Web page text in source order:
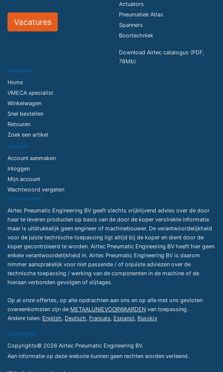
Vacatures
Actuators
Pneumatiek Atlas
Spanners
Boortechniek
Download Airtec catalogus (PDF,
78Mb)
Navigatie
Home
VMECA specialist
Winkelwagen
Snel bestellen
Retouren
Zoek een artikel
Account
Account aanmaken
Inloggen
Mijn account
Wachtwoord vergeten
Voorwaarden
Airtec Pneumatic Engineering BV geeft slechts vrijblijvend advies over de door
haar te leveren producten op basis van de door de koper verstrekte informatie
maar is uitdrukkelijk geen engineer of machinebouwer. De verantwoordelijkheid
voor de juiste technische toepassing ligt altijd bij de koper en dient door de
koper gecontroleerd te worden. Airtec Pneumatic Engineering BV heeft hier geen
enkele verantwoordelijkheid in. Airtec Pneumatic Engineering BV is daarom
nimmer aansprakelijk voor niet passende / of onjuiste adviezen over de
technische toepassing / werking van de componenten in de machine of de
hieraan verbonden gevolgen of slijtages.
Op al onze offertes, op alle opdrachten aan ons en op alle met ons gesloten
overeenkomsten zijn de METAALUNIEVOORWAARDEN van toepassing.
Andere talen: English, Deutsch, Francais, Espanol, Russkiy
Copyrights
Copyrights© 2026 Airtec Pneumatic Engineering BV.
Aan informatie op deze website kunnen geen rechten worden verleend.